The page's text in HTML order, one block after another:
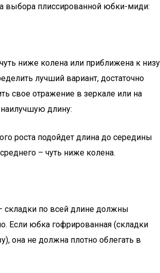
выбора плиссированной юбки-миди:
ниже колена или приближена к низу
лучший вариант, достаточно
свое отражение в зеркале или на
длину:
роста подойдет длина до середины
– чуть ниже колена.
складки по всей длине должны
Если юбка гофрированная (складки
она не должна плотно облегать в